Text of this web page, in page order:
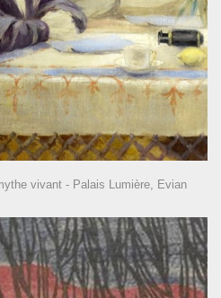
vivant - Palais Lumière, Evian